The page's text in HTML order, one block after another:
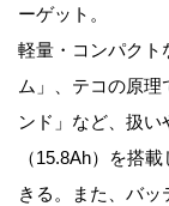
ーゲット。
軽量・コンパクト
ム」、テコの原
ンド」など、扱
（15.8Ah）を搭
きる。また、バ